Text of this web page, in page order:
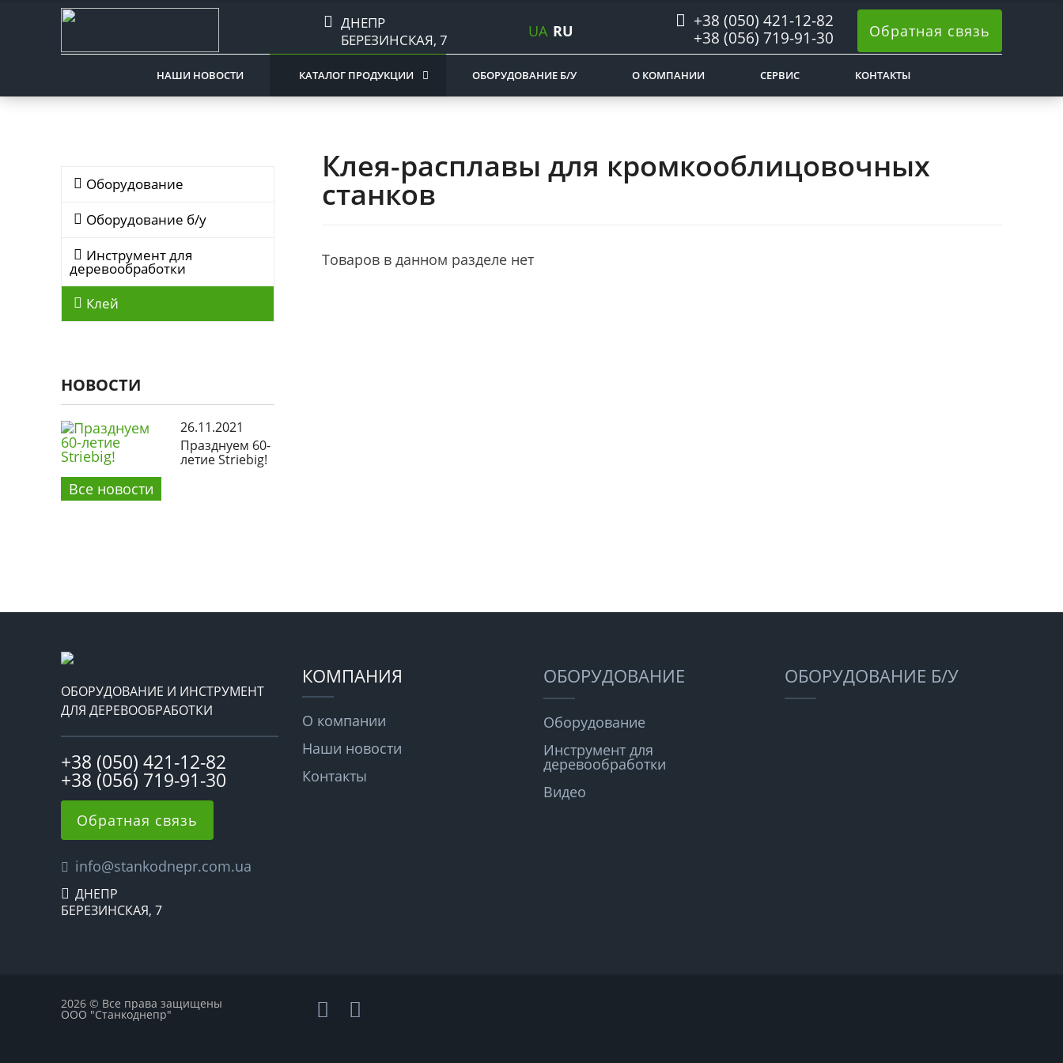
ДНЕПР
БЕРЕЗИНСКАЯ, 7
+38 (050) 421-12-82
+38 (056) 719-91-30
UA RU Обратная связь
НАШИ НОВОСТИ КАТАЛОГ ПРОДУКЦИИ ОБОРУДОВАНИЕ Б/У О КОМПАНИИ СЕРВИС КОНТАКТЫ
Оборудование
Оборудование б/у
Инструмент для
деревообработки
Клей
НОВОСТИ
26.11.2021
Празднуем 60-
летие Striebig!
Все новости
Клея-расплавы для кромкооблицовочных
станков
Товаров в данном разделе нет
ОБОРУДОВАНИЕ И ИНСТРУМЕНТ
ДЛЯ ДЕРЕВООБРАБОТКИ
+38 (050) 421-12-82
+38 (056) 719-91-30
Обратная связь
info@stankodnepr.com.ua
ДНЕПР
БЕРЕЗИНСКАЯ, 7
КОМПАНИЯ
О компании
Наши новости
Контакты
ОБОРУДОВАНИЕ
Оборудование
Инструмент для
деревообработки
Видео
ОБОРУДОВАНИЕ Б/У
2026 © Все права защищены
ООО "Станкоднепр"